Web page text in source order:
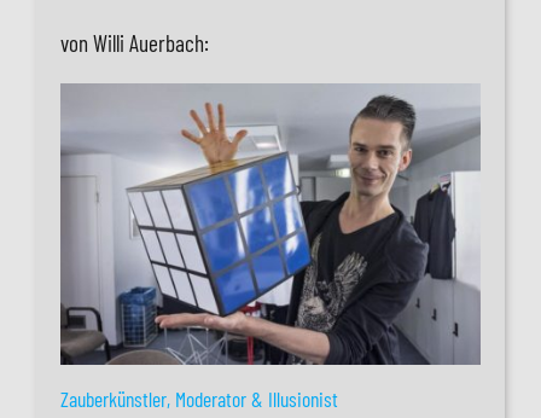
von Willi Auerbach:
Zauberkünstler, Moderator & Illusionist